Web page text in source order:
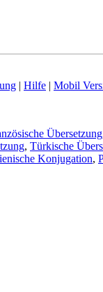
| Hilfe | Mobil
Übersetzung
, Türkische
Konjugation,